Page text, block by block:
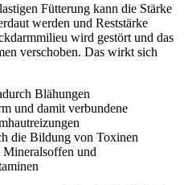
Fütterung kann die Stärke
werden und Reststärke
wird gestört und das
verschoben. Das wirkt sich
Blähungen
und damit verbundene
die Bildung von Toxinen
und